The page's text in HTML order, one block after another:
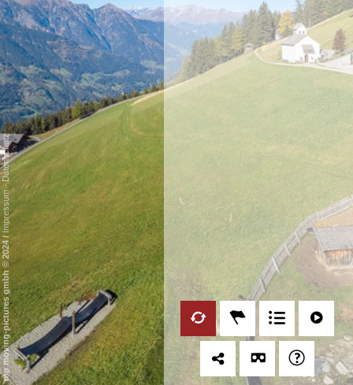
mp moving-pictures gmbh © 2024
/
Impressum
-
Datenschutz